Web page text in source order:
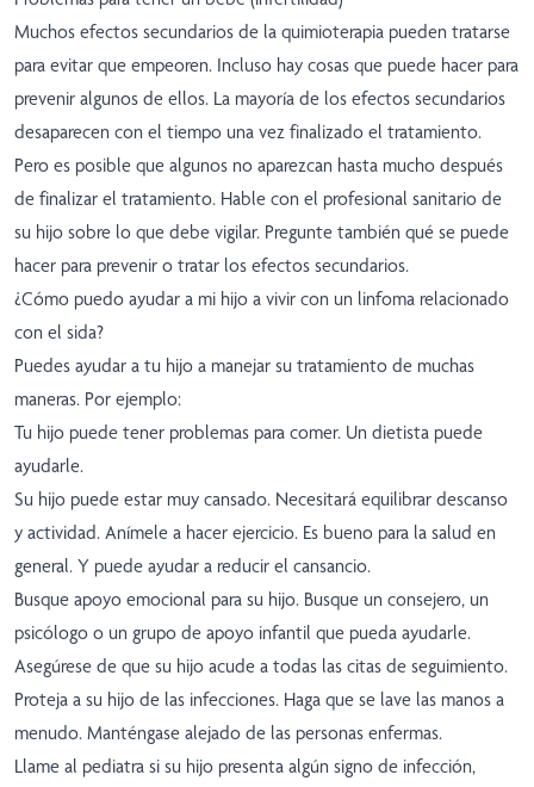
Muchos efectos secundarios de la quimioterapia pueden tratarse
para evitar que empeoren. Incluso hay cosas que puede hacer para
prevenir algunos de ellos. La mayoría de los efectos secundarios
desaparecen con el tiempo una vez finalizado el tratamiento.
Pero es posible que algunos no aparezcan hasta mucho después
de finalizar el tratamiento. Hable con el profesional sanitario de
su hijo sobre lo que debe vigilar. Pregunte también qué se puede
hacer para prevenir o tratar los efectos secundarios.
¿Cómo puedo ayudar a mi hijo a vivir con un linfoma relacionado
con el sida?
Puedes ayudar a tu hijo a manejar su tratamiento de muchas
maneras. Por ejemplo:
Tu hijo puede tener problemas para comer. Un dietista puede
ayudarle.
Su hijo puede estar muy cansado. Necesitará equilibrar descanso
y actividad. Anímele a hacer ejercicio. Es bueno para la salud en
general. Y puede ayudar a reducir el cansancio.
Busque apoyo emocional para su hijo. Busque un consejero, un
psicólogo o un grupo de apoyo infantil que pueda ayudarle.
Asegúrese de que su hijo acude a todas las citas de seguimiento.
Proteja a su hijo de las infecciones. Haga que se lave las manos a
menudo. Manténgase alejado de las personas enfermas.
Llame al pediatra si su hijo presenta algún signo de infección,